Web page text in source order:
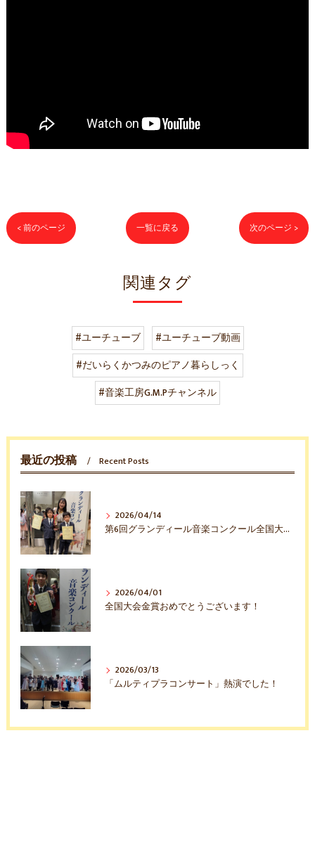
< 前のページ 一覧に戻る 次のページ >
関連タグ
#ユーチューブ
#ユーチューブ動画
#だいらくかつみのピアノ暮らしっく
#音楽工房G.M.Pチャンネル
最近の投稿 Recent Posts
2026/04/14
第6回グランディール音楽コンクール全国大会入賞おめでとう！
2026/04/01
全国大会金賞おめでとうございます！
2026/03/13
「ムルティプラコンサート」熱演でした！